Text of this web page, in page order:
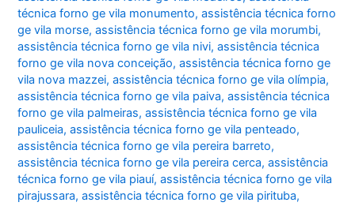
técnica forno ge vila monumento,assistência técnica forno
ge vila morse,assistência técnica forno ge vila morumbi,
assistência técnica forno ge vila nivi,assistência técnica
forno ge vila nova conceição,assistência técnica forno ge
vila nova mazzei,assistência técnica forno ge vila olímpia,
assistência técnica forno ge vila paiva,assistência técnica
forno ge vila palmeiras,assistência técnica forno ge vila
pauliceia,assistência técnica forno ge vila penteado,
assistência técnica forno ge vila pereira barreto,
assistência técnica forno ge vila pereira cerca,assistência
técnica forno ge vila piauí,assistência técnica forno ge vila
pirajussara,assistência técnica forno ge vila pirituba,